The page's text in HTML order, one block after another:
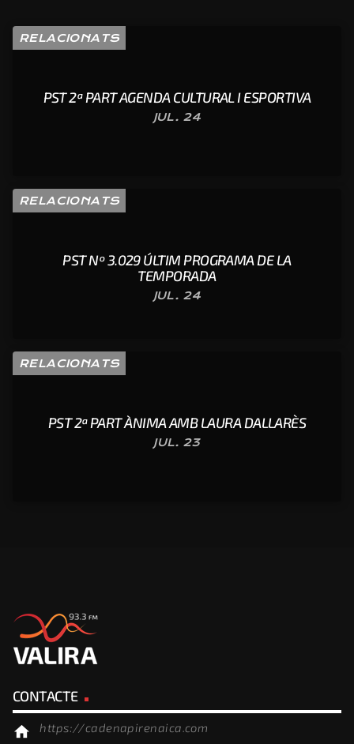
RELACIONATS
PST 2ª PART AGENDA CULTURAL I ESPORTIVA
JUL. 24
RELACIONATS
PST Nº 3.029 ÚLTIM PROGRAMA DE LA
TEMPORADA
JUL. 24
RELACIONATS
PST 2ª PART ÀNIMA AMB LAURA DALLARÈS
JUL. 23
CONTACTE
home https://cadenapirenaica.com